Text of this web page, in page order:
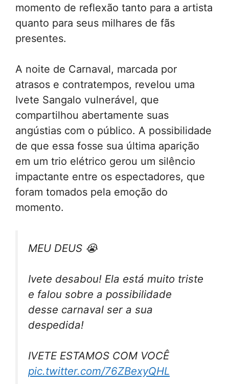
momento de reflexão tanto para a artista
quanto para seus milhares de fãs
presentes.
A noite de Carnaval, marcada por
atrasos e contratempos, revelou uma
Ivete Sangalo vulnerável, que
compartilhou abertamente suas
angústias com o público. A possibilidade
de que essa fosse sua última aparição
em um trio elétrico gerou um silêncio
impactante entre os espectadores, que
foram tomados pela emoção do
momento.
MEU DEUS 😭
Ivete desabou! Ela está muito triste
e falou sobre a possibilidade
desse carnaval ser a sua
despedida!
IVETE ESTAMOS COM VOCÊ
pic.twitter.com/76ZBexyQHL